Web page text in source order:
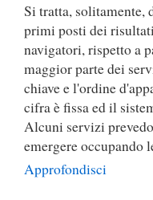
Si tratta,
primi posti dei
navigatori, rispetto a
maggior parte dei
chiave e l'ordine
cifra è fissa ed il
Alcuni servizi
emergere occupando
Approfondisci